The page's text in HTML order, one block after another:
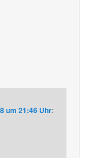
um 21:46 Uhr: